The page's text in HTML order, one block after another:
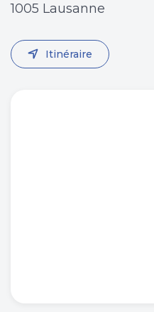
1005 Lausanne
Itinéraire